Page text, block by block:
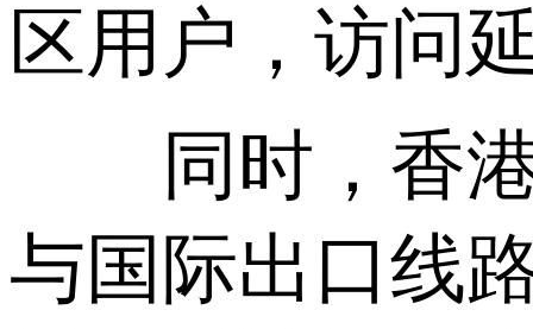
区用户，访问
同时，香港
与国际出口线